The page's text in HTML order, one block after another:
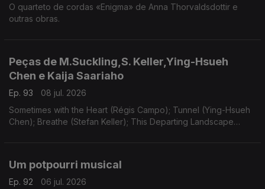
O quarteto de cordas «Enigma» de Anna Thorvaldsdottir e
outras obras.
Peças de M.Suckling,S. Keller,Ying-Hsueh
Chen e Kaija Saariaho
Ep. 93
08 jul. 2026
Sometimes with the Heart (Régis Campo); Tunnel (Ying-Hsueh
Chen); Breathe (Stefan Keller); This Departing Landscape
Um potpourri musical
Ep. 92 06 jul. 2026